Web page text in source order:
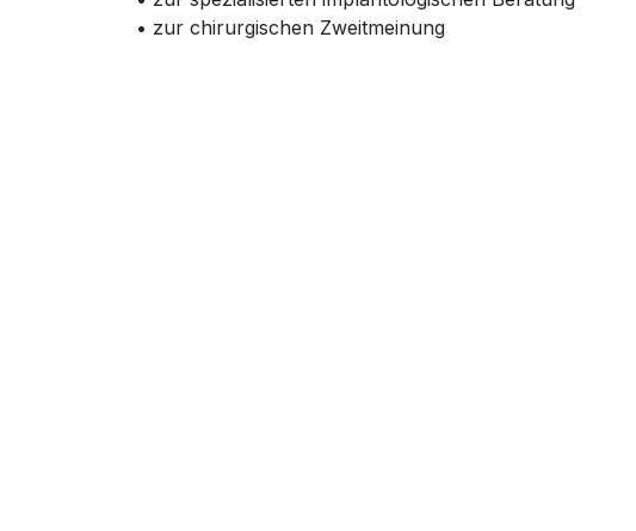
• zur chirurgischen Zweitmeinung